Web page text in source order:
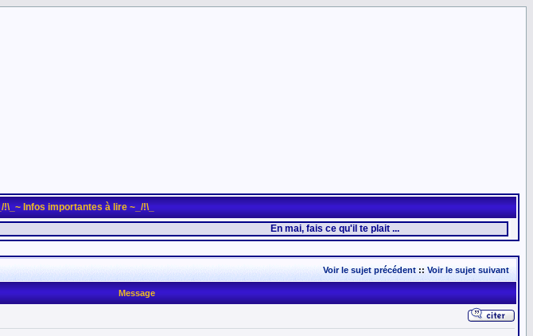
_/!\_~ Infos importantes à lire ~_/!\_
En mai, fais ce qu'il te plait ...
Voir le sujet précédent :: Voir le sujet suivant
Message